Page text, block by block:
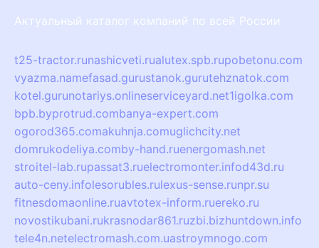
Актуальный каталог компаний по всей России
t25-tractor.runashicveti.rualutex.spb.rupobetonu.com
vyazma.namefasad.gurustanok.gurutehznatok.com
kotel.gurunotariys.onlineserviceyard.net1igolka.com
bpb.byprotrud.combanya-expert.com
ogorod365.comakuhnja.comuglichcity.net
domrukodeliya.comby-hand.ruenergomash.net
stroitel-lab.rupassat3.ruelectromonter.infod43d.ru
auto-ceny.infolesorubles.rulexus-sense.runpr.su
fitnesdomaonline.ruavtotex-inform.ruereko.ru
novostikubani.rukrasnodar861.ruzbi.bizhuntdown.info
tele4n.netelectromash.com.uastroymnogo.com